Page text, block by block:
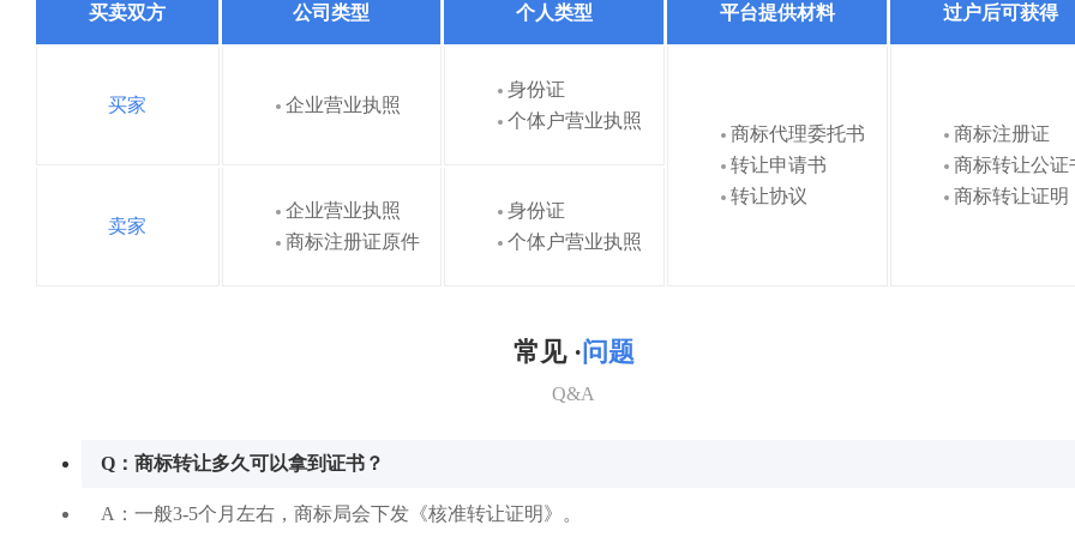
买卖双方 公司类型 个人类型 平台提供材料 过户后可获得
买家 企业营业执照
身份证
个体户营业执照
商标代理委托书
转让申请书
转让协议
商标注册证
商标转让公证
商标转让证明
卖家
企业营业执照
商标注册证原件
身份证
个体户营业执照
常见 ·问题
Q&A
Q：商标转让多久可以拿到证书？
A：一般3-5个月左右，商标局会下发《核准转让证明》。